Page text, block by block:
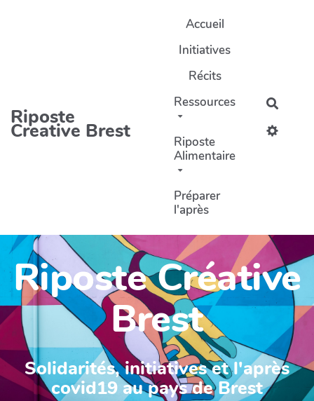
Riposte
Creative Brest
Accueil
Initiatives
Récits
Ressources
Riposte
Alimentaire
Préparer
l'après
Riposte Créative
Brest
Solidarités, initiatives et l'après
covid19 au pays de Brest